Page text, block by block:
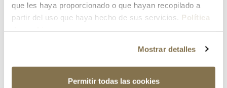
que les haya proporcionado o que hayan recopilado a
partir del uso que haya hecho de sus servicios. Política
Mostrar detalles
Permitir todas las cookies